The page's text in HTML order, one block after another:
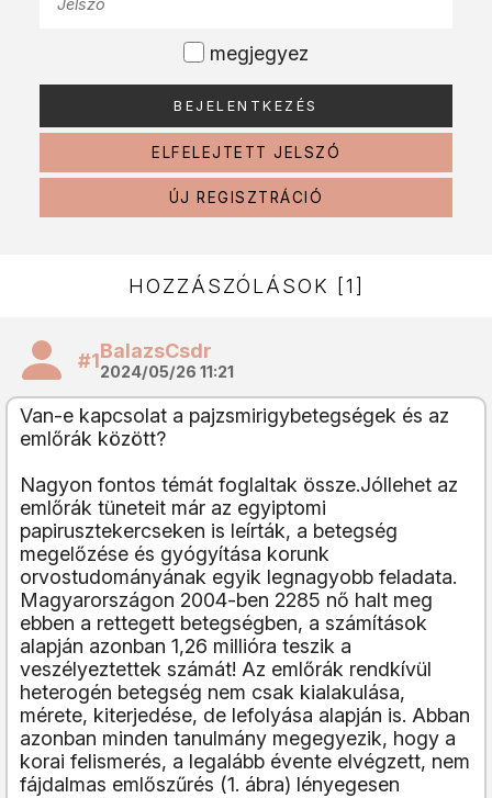
megjegyez
ELFELEJTETT JELSZÓ
ÚJ REGISZTRÁCIÓ
HOZZÁSZÓLÁSOK [1]
#1BalazsCsdr
2024/05/26 11:21
Van-e kapcsolat a pajzsmirigybetegségek és az
emlőrák között?
Nagyon fontos témát foglaltak össze.Jóllehet az
emlőrák tüneteit már az egyiptomi
papirusztekercseken is leírták, a betegség
megelőzése és gyógyítása korunk
orvostudományának egyik legnagyobb feladata.
Magyarországon 2004-ben 2285 nő halt meg
ebben a rettegett betegségben, a számítások
alapján azonban 1,26 millióra teszik a
veszélyeztettek számát! Az emlőrák rendkívül
heterogén betegség nem csak kialakulása,
mérete, kiterjedése, de lefolyása alapján is. Abban
azonban minden tanulmány megegyezik, hogy a
korai felismerés, a legalább évente elvégzett, nem
fájdalmas emlőszűrés (1. ábra) lényegesen